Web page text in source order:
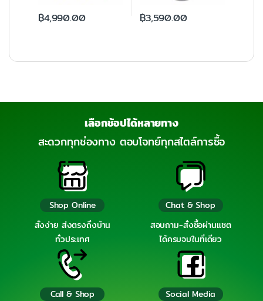
฿4,990.00 ฿3,590.00
เลือกช้อปได้หลายทาง
สะดวกทุกช่องทาง ตอบโจทย์ทุกสไตล์การซื้อ
Shop Online
สั่งง่าย ส่งตรงถึงบ้าน
ทั่วประเทศ
Chat & Shop
สอบถาม-สั่งซื้อผ่านแชต
ได้ครบจบในที่เดียว
Call & Shop
Social Media